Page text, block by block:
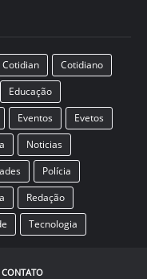
Cotidian
Cotidiano
Educação
Eventos
Evetos
Noticias
Polícia
Redação
Tecnologia
CONTATO